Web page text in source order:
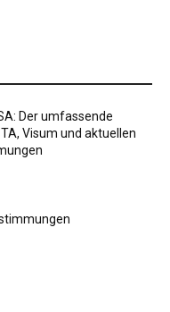
Der umfassende
Visum und aktuellen